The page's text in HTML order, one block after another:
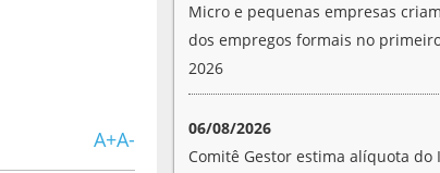
A+A-
Micro e pequenas empresas
dos empregos formais no
2026
06/08/2026
Comitê Gestor estima alíquota do